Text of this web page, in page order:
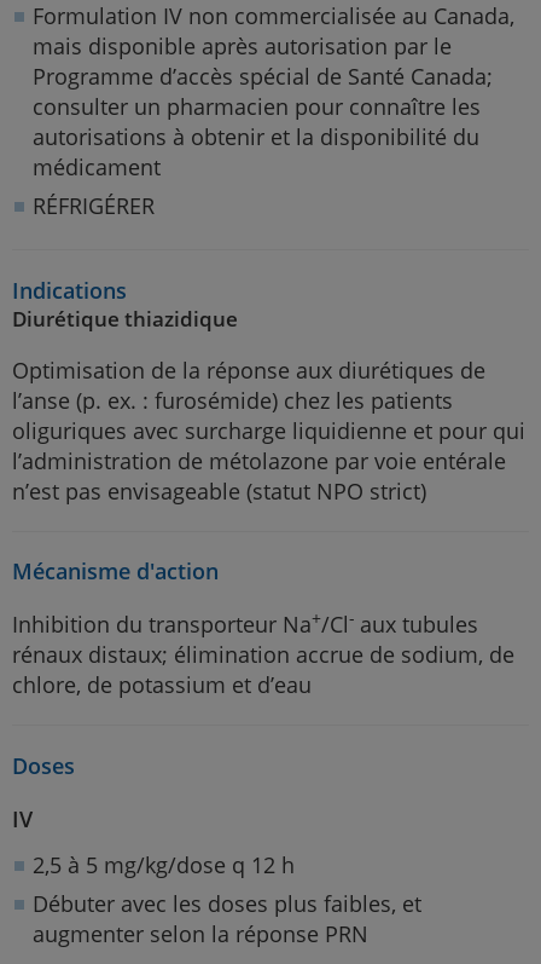
Formulation IV non commercialisée au Canada,
mais disponible après autorisation par le
Programme d’accès spécial de Santé Canada;
consulter un pharmacien pour connaître les
autorisations à obtenir et la disponibilité du
médicament
RÉFRIGÉRER
Indications
Diurétique thiazidique
Optimisation de la réponse aux diurétiques de
l’anse (p. ex. : furosémide) chez les patients
oliguriques avec surcharge liquidienne et pour qui
l’administration de métolazone par voie entérale
n’est pas envisageable (statut NPO strict)
Mécanisme d'action
Inhibition du transporteur Na+/Cl- aux tubules
rénaux distaux; élimination accrue de sodium, de
chlore, de potassium et d’eau
Doses
IV
2,5 à 5 mg/kg/dose q 12 h
Débuter avec les doses plus faibles, et
augmenter selon la réponse PRN